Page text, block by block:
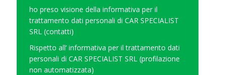
ho preso visione della informativa per il
trattamento dati personali di CAR SPECIALIST
SRL (contatti)
Rispetto all’ informativa per il trattamento dati
personali di CAR SPECIALIST SRL (profilazione
non automatizzata)